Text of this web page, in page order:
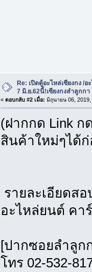
Re: เปิดตู้อะไหล่เซียงกง /
7 มิ.ย.62นี้!เซียงกงลำลูกกา
« ตอบกลับ #2 เมื่อ: มิถุนายน 06, 2019,
(ฝากกด Link ก
สินค้าใหม่ๆได้
รายละเอี
อะไหล่ยนต์ ค
[ปากซอย
โทร 02-